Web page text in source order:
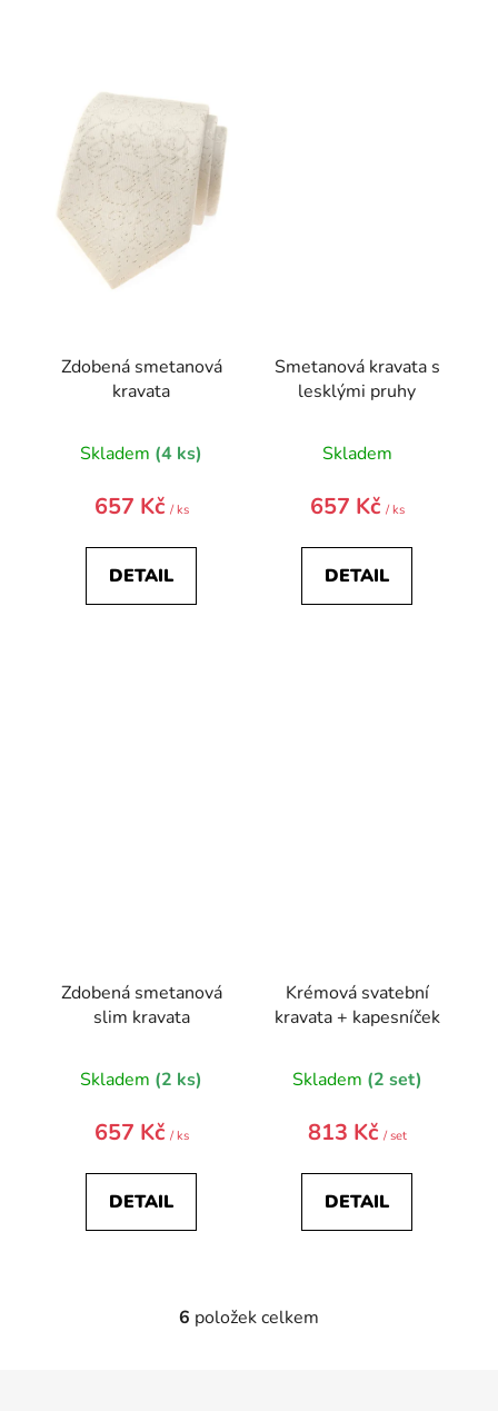
Zdobená smetanová
kravata
Skladem (4 ks)
657 Kč / ks
DETAIL
Smetanová kravata s
lesklými pruhy
Skladem
657 Kč / ks
DETAIL
Zdobená smetanová
slim kravata
Skladem (2 ks)
657 Kč / ks
DETAIL
Krémová svatební
kravata + kapesníček
Skladem (2 set)
813 Kč / set
DETAIL
O
6 položek celkem